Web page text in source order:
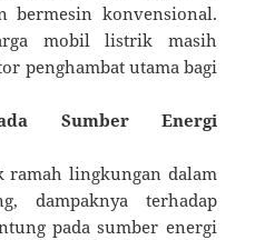
bermesin konvensional.
mobil listrik masih
penghambat utama bagi
Sumber Energi
lingkungan dalam
dampaknya terhadap
pada sumber energi